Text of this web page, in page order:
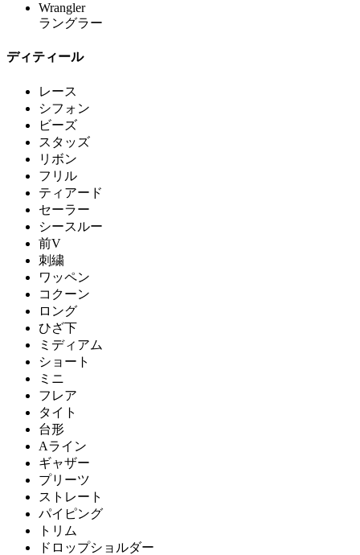
Wrangler
ラングラー
ディティール
レース
シフォン
ビーズ
スタッズ
リボン
フリル
ティアード
セーラー
シースルー
前V
刺繍
ワッペン
コクーン
ロング
ひざ下
ミディアム
ショート
ミニ
フレア
タイト
台形
Aライン
ギャザー
プリーツ
ストレート
パイピング
トリム
ドロップショルダー